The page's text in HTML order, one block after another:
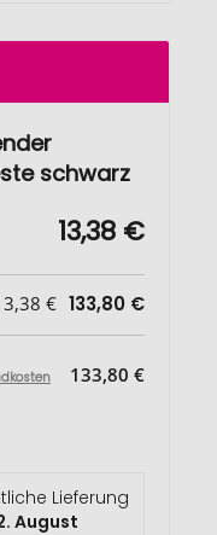
schwarz
13,38 €
€ 133,80 €
133,80 €
Lieferung
August